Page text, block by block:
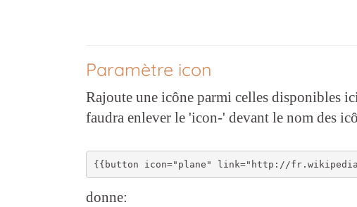
Paramètre icon
Rajoute une icône parmi celles disponibles
faudra enlever le 'icon-' devant le nom des
donne: